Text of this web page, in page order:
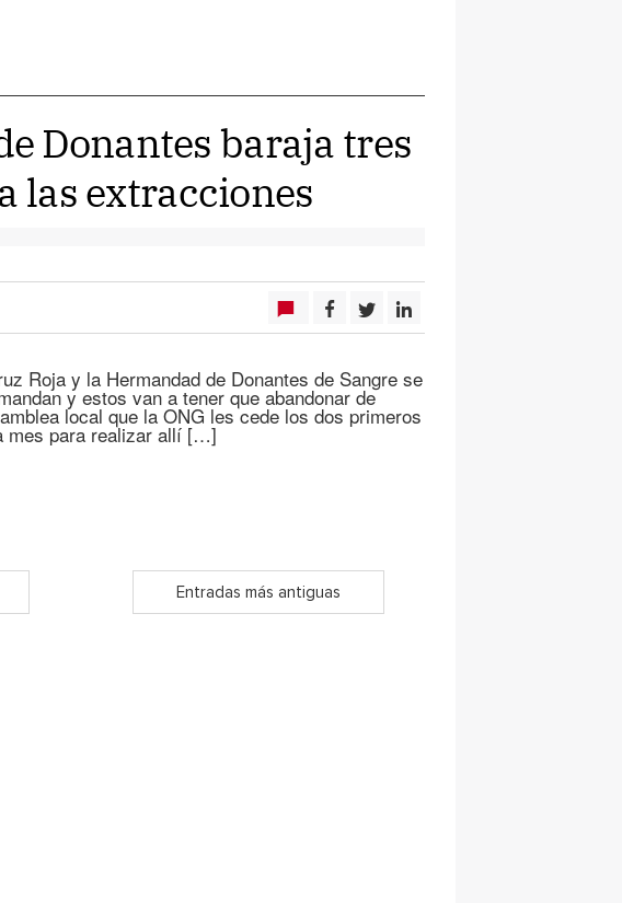
Donantes baraja tres
las extracciones
Roja y la Hermandad de Donantes de Sangre se
y estos van a tener que abandonar de
local que la ONG les cede los dos primeros
mes para realizar allí […]
Entradas más antiguas